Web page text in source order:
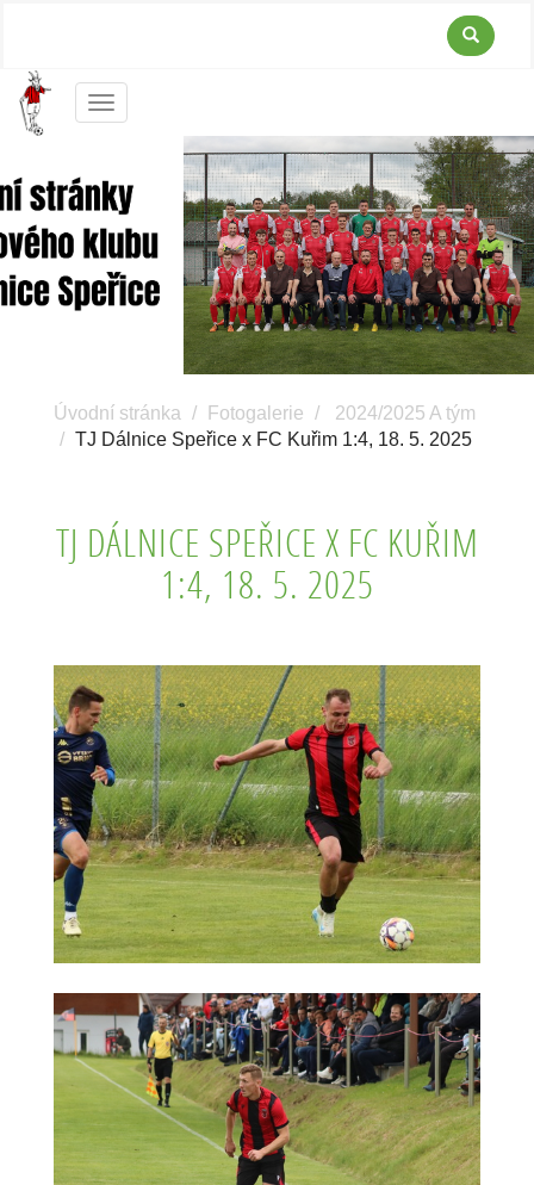
Menu
Úvodní stránka Fotogalerie
2024/2025 A tým
TJ Dálnice Speřice x FC Kuřim 1:4, 18. 5. 2025
TJ DÁLNICE SPEŘICE X FC KUŘIM
1:4, 18. 5. 2025